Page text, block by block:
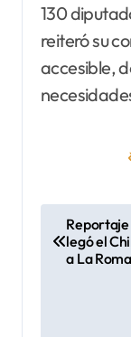
130
reiteró su
accesible,
Reportaje
legó el
a La